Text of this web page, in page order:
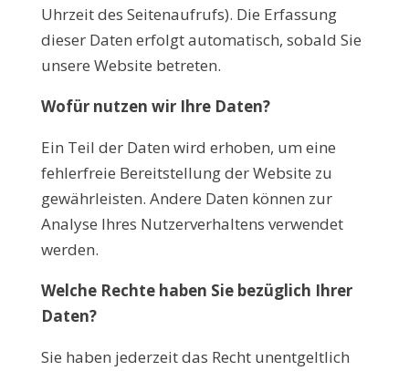
Uhrzeit des Seitenaufrufs). Die Erfassung
dieser Daten erfolgt automatisch, sobald Sie
unsere Website betreten.
Wofür nutzen wir Ihre Daten?
Ein Teil der Daten wird erhoben, um eine
fehlerfreie Bereitstellung der Website zu
gewährleisten. Andere Daten können zur
Analyse Ihres Nutzerverhaltens verwendet
werden.
Welche Rechte haben Sie bezüglich Ihrer
Daten?
Sie haben jederzeit das Recht unentgeltlich